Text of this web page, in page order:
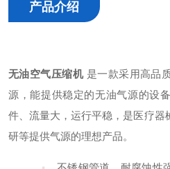
产品介绍
无油空气压缩机 是一款采用高品
源，能提供稳定的无油气源的设
件、流量大，运行平稳，是医疗器
研等提供气源的理想产品。